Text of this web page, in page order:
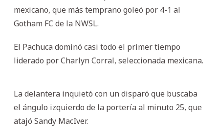
mexicano, que más temprano goleó por 4-1 al
Gotham FC de la NWSL.
El Pachuca dominó casi todo el primer tiempo
liderado por Charlyn Corral, seleccionada mexicana.
La delantera inquietó con un disparó que buscaba
el ángulo izquierdo de la portería al minuto 25, que
atajó Sandy MacIver.